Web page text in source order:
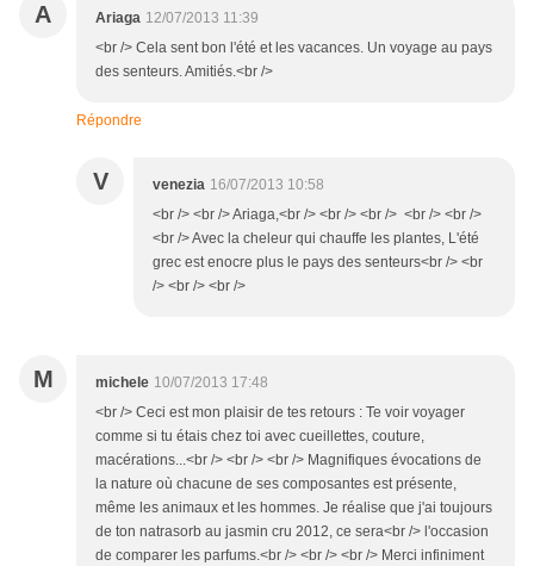
A Ariaga 12/07/2013 11:39
<br /> Cela sent bon l'été et les vacances. Un voyage au pays
des senteurs. Amitiés.<br />
Répondre
V venezia 16/07/2013 10:58
<br /> <br /> Ariaga,<br /> <br /> <br /> <br /> <br />
<br /> Avec la cheleur qui chauffe les plantes, L'été
grec est enocre plus le pays des senteurs<br /> <br
/> <br /> <br />
M michele 10/07/2013 17:48
<br /> Ceci est mon plaisir de tes retours : Te voir voyager
comme si tu étais chez toi avec cueillettes, couture,
macérations...<br /> <br /> <br /> Magnifiques évocations de
la nature où chacune de ses composantes est présente,
même les animaux et les hommes. Je réalise que j'ai toujours
de ton natrasorb au jasmin cru 2012, ce sera<br /> l'occasion
de comparer les parfums.<br /> <br /> <br /> Merci infiniment